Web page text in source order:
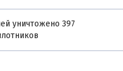
уничтожено 397